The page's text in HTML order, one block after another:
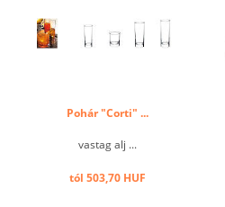
Pohár "Corti" ...
vastag alj ...
tól 503,70 HUF